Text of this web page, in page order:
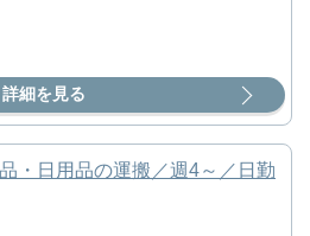
詳細を見る
・日用品の運搬／週4～／日勤